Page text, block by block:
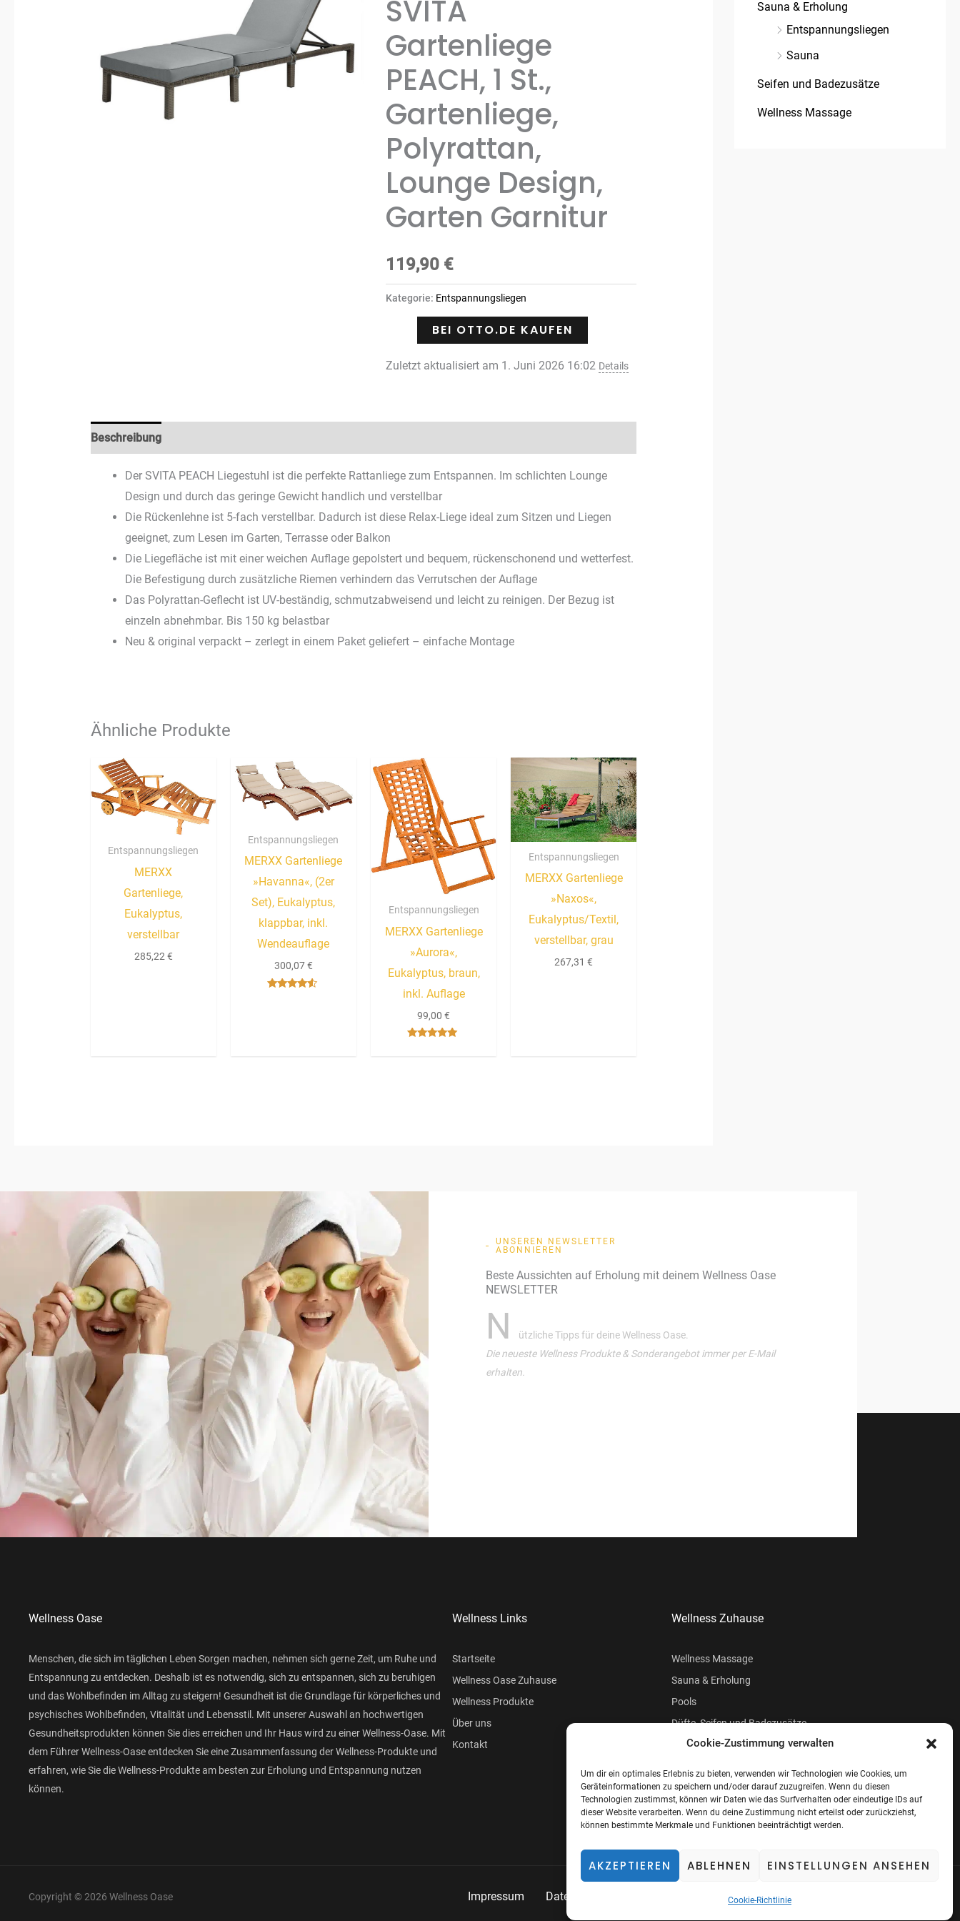
Cookie-Zustimmung verwalten
Um dir ein optimales Erlebnis zu bieten, verwenden wir Technologien wie Cookies, um
Geräteinformationen zu speichern und/oder darauf zuzugreifen. Wenn du diesen
Technologien zustimmst, können wir Daten wie das Surfverhalten oder eindeutige IDs auf
dieser Website verarbeiten. Wenn du deine Zustimmung nicht erteilst oder zurückziehst,
können bestimmte Merkmale und Funktionen beeinträchtigt werden.
AKZEPTIEREN ABLEHNEN EINSTELLUNGEN ANSEHEN
Cookie-Richtlinie
SVITA
Gartenliege
PEACH, 1 St.,
Gartenliege,
Polyrattan,
Lounge Design,
Garten Garnitur
119,90 €
Kategorie: Entspannungsliegen
BEI OTTO.DE KAUFEN
Zuletzt aktualisiert am 1. Juni 2026 16:02 Details
Beschreibung
Der SVITA PEACH Liegestuhl ist die perfekte Rattanliege zum Entspannen. Im schlichten Lounge
Design und durch das geringe Gewicht handlich und verstellbar
Die Rückenlehne ist 5-fach verstellbar. Dadurch ist diese Relax-Liege ideal zum Sitzen und Liegen
geeignet, zum Lesen im Garten, Terrasse oder Balkon
Die Liegefläche ist mit einer weichen Auflage gepolstert und bequem, rückenschonend und wetterfest.
Die Befestigung durch zusätzliche Riemen verhindern das Verrutschen der Auflage
Das Polyrattan-Geflecht ist UV-beständig, schmutzabweisend und leicht zu reinigen. Der Bezug ist
einzeln abnehmbar. Bis 150 kg belastbar
Neu & original verpackt – zerlegt in einem Paket geliefert – einfache Montage
Ähnliche Produkte
Entspannungsliegen
MERXX
Gartenliege,
Eukalyptus,
verstellbar
285,22€
Entspannungsliegen
MERXX Gartenliege
»Havanna«, (2er
Set), Eukalyptus,
klappbar, inkl.
Wendeauflage
300,07€
Entspannungsliegen
MERXX Gartenliege
»Aurora«,
Eukalyptus, braun,
inkl. Auflage
99,00€
Entspannungsliegen
MERXX Gartenliege
»Naxos«,
Eukalyptus/Textil,
verstellbar, grau
267,31€
Sauna & Erholung
Entspannungsliegen
Sauna
Seifen und Badezusätze
Wellness Massage
UNSEREN NEWSLETTER
ABONNIEREN
Beste Aussichten auf Erholung mit deinem Wellness Oase
NEWSLETTER
N
ützliche Tipps für deine Wellness Oase.
Die neueste Wellness Produkte & Sonderangebot immer per E-Mail
erhalten.
Wellness Oase
Menschen, die sich im täglichen Leben Sorgen machen, nehmen sich gerne Zeit, um Ruhe und
Entspannung zu entdecken. Deshalb ist es notwendig, sich zu entspannen, sich zu beruhigen
und das Wohlbefinden im Alltag zu steigern! Gesundheit ist die Grundlage für körperliches und
psychisches Wohlbefinden, Vitalität und Lebensstil. Mit unserer Auswahl an hochwertigen
Gesundheitsprodukten können Sie dies erreichen und Ihr Haus wird zu einer Wellness-Oase. Mit
dem Führer Wellness-Oase entdecken Sie eine Zusammenfassung der Wellness-Produkte und
erfahren, wie Sie die Wellness-Produkte am besten zur Erholung und Entspannung nutzen
können.
Wellness Links
Startseite
Wellness Oase Zuhause
Wellness Produkte
Über uns
Kontakt
Wellness Zuhause
Wellness Massage
Sauna & Erholung
Pools
Düfte, Seifen und Badezusätze
Beauty
Copyright © 2026 Wellness Oase Impressum Datenschutzerklärung Cookie-Richtlinie (EU)